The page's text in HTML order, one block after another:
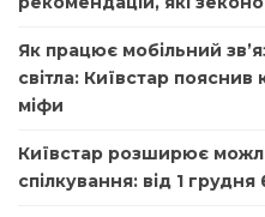
Як працює мобільний
світла: Київстар
міфи
Київстар розширює
спілкування: від 1